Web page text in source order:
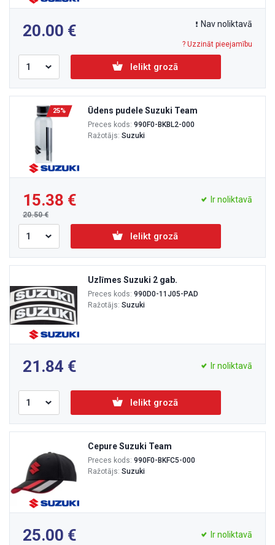
20.00 Nav noliktavā
? Uzzināt pieejamību
Ielikt grozā
25% Ūdens pudele Suzuki Team
Preces kods: 990F0-BKBL2-000
Ražotājs: Suzuki
15.38
20.50
Ir noliktavā
Ielikt grozā
Uzlīmes Suzuki 2 gab.
Preces kods: 990D0-11J05-PAD
Ražotājs: Suzuki
21.84 Ir noliktavā
Ielikt grozā
Cepure Suzuki Team
Preces kods: 990F0-BKFC5-000
Ražotājs: Suzuki
25.00 Ir noliktavā